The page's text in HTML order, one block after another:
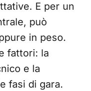
E per un
può
in peso.
fattori: la
e la
fasi di gara.